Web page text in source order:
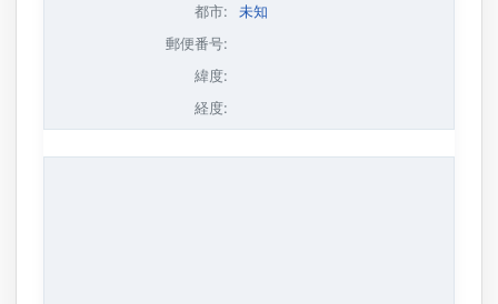
都市:
未知
郵便番号:
緯度:
経度: